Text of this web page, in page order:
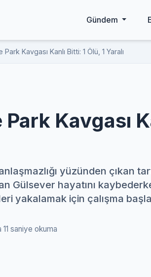
Gündem
Kavgası Kanlı Bitti: 1 Ölü, 1 Yaralı
Kavgası
yüzünden çıkan
Gülsever hayatını
yakalamak için çalışma
11 saniye okuma